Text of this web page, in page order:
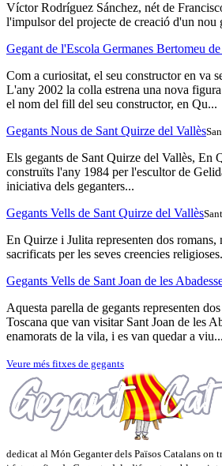
Víctor Rodríguez Sánchez, nét de
l'impulsor del projecte de creació d'un nou
Gegant de l'Escola Germanes Bertomeu
Com a curiositat, el seu constructor en va
L'any 2002 la colla estrena una nova
el nom del fill del seu constructor, en Qu...
Gegants Nous de Sant Quirze del Vallès
Els gegants de Sant Quirze del Vallès, En
construïts l'any 1984 per l'escultor de
iniciativa dels geganters...
Gegants Vells de Sant Quirze del Vallès
En Quirze i Julita representen dos
sacrificats per les seves creencies religioses.
Gegants Vells de Sant Joan de les
Aquesta parella de gegants representen
Toscana que van visitar Sant Joan de les
enamorats de la vila, i es van quedar a viu...
Veure més fitxes de gegants
dedicat al Món Geganter dels Països Catalans on